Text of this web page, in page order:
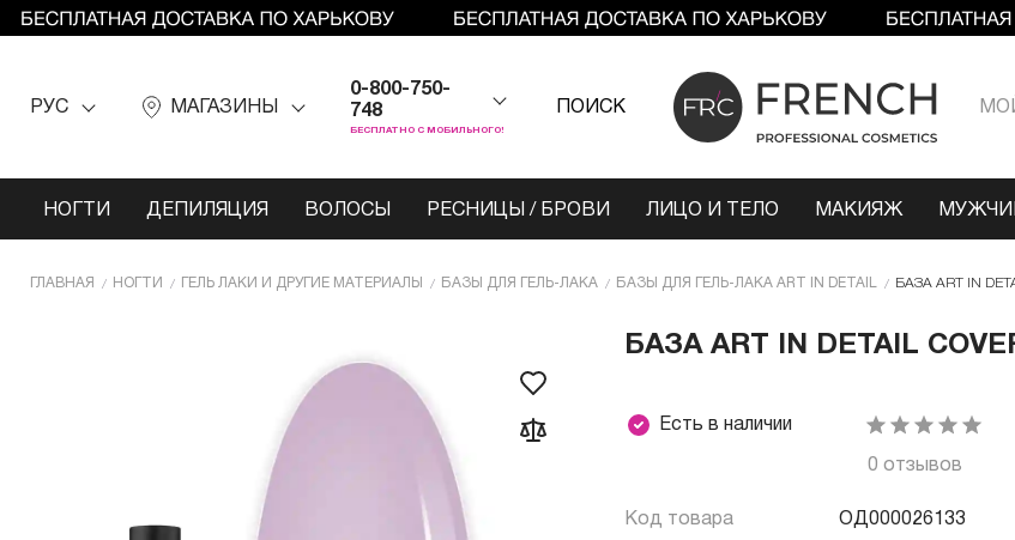
РУС МАГАЗИНЫ
0-800-750-
748
БЕСПЛАТНО С МОБИЛЬНОГО!
ПОИСК
НОГТИ ДЕПИЛЯЦИЯ ВОЛОСЫ РЕСНИЦЫ / БРОВИ ЛИЦО И ТЕЛО МАКИЯЖ
ГЛАВНАЯ НОГТИ ГЕЛЬ ЛАКИ И ДРУГИЕ МАТЕРИАЛЫ БАЗЫ ДЛЯ ГЕЛЬ-ЛАКА БАЗЫ ДЛЯ ГЕЛЬ-ЛАКА ART IN DETAIL БАЗА ART IN
БАЗА ART IN DETAIL
Есть в наличии
0 отзывов
Код товара ОД000026133